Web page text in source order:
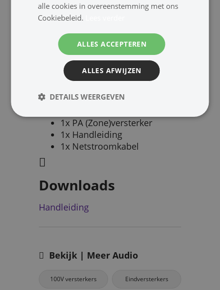
Snel een prijsopgave? bel of mail
Inhoud verpakking
1x PA (Zone)versterker
1x Handleiding
1x Netstroomkabel
Downloads
Handleiding
Bekijk | Meer Audio
100V versterkers Eindversterkers
alle cookies in overeenstemming met ons
Cookiebeleid.
ALLES ACCEPTEREN
ALLES AFWIJZEN
DETAILS WEERGEVEN